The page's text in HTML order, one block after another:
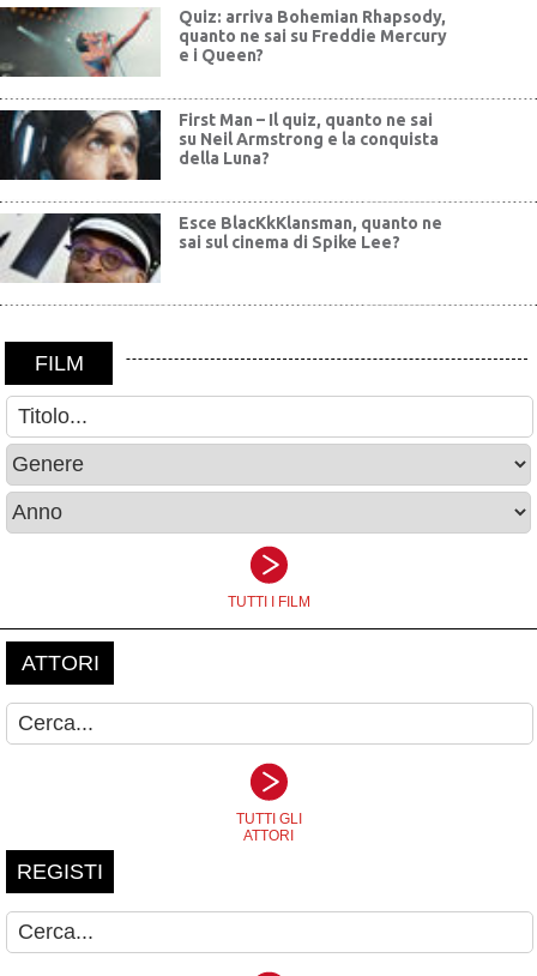
Quiz: arriva Bohemian Rhapsody,
quanto ne sai su Freddie Mercury
e i Queen?
First Man – Il quiz, quanto ne sai
su Neil Armstrong e la conquista
della Luna?
Esce BlacKkKlansman, quanto ne
sai sul cinema di Spike Lee?